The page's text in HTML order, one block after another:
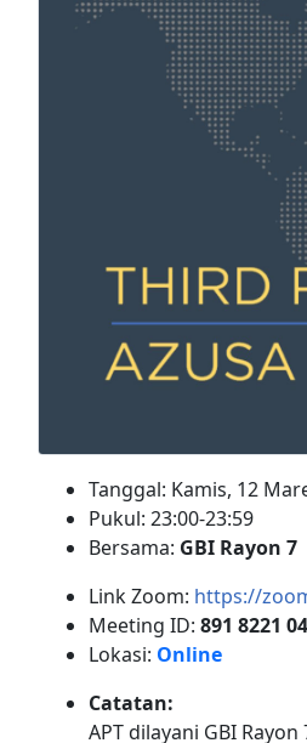
Tanggal: Kamis, 12
Pukul: 23:00-23:59
Bersama: GBI Rayon 7
Link Zoom: https://
Meeting ID: 891 8221
Lokasi: Online
Catatan:
APT dilayani GBI